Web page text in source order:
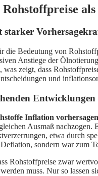
starker
die Bedeutung von
Anstiege der
was zeigt, dass
und
Inflation vorhersagen
Ausmaß
etwa durch
sondern war zum
Rohstoffpreise zwar
muss. Nur so lassen